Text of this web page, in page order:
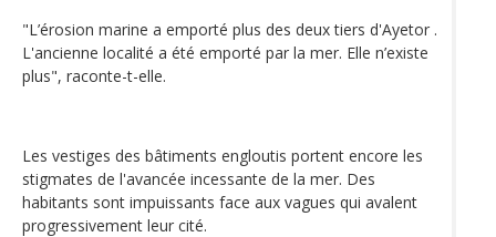
"L’érosion marine a emporté plus des deux tiers d'Ayetor .
L'ancienne localité a été emporté par la mer. Elle n’existe
plus", raconte-t-elle.
Les vestiges des bâtiments engloutis portent encore les
stigmates de l'avancée incessante de la mer. Des
habitants sont impuissants face aux vagues qui avalent
progressivement leur cité.